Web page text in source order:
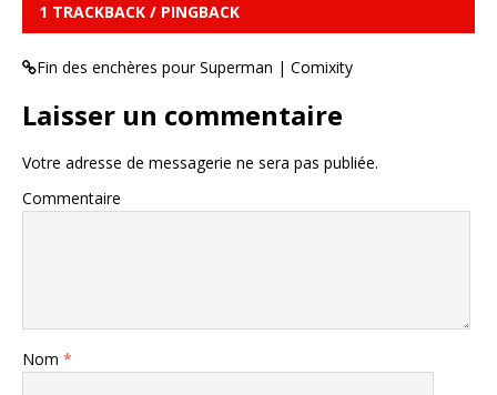
1 TRACKBACK / PINGBACK
Fin des enchères pour Superman | Comixity
Laisser un commentaire
Votre adresse de messagerie ne sera pas publiée.
Commentaire
Nom *